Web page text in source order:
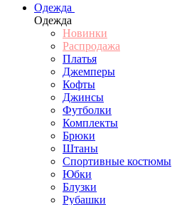
Одежда
Одежда
Новинки
Распродажа
Платья
Джемперы
Кофты
Джинсы
Футболки
Комплекты
Брюки
Штаны
Спортивные костюмы
Юбки
Блузки
Рубашки